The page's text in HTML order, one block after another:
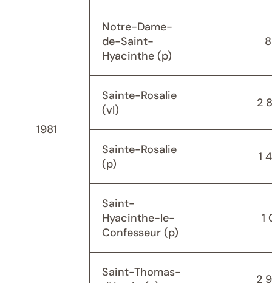
1981
Notre-Dame-
de-Saint-
Hyacinthe (p)
Sainte-Rosalie
(vl)
2
Sainte-Rosalie
(p)
1
Saint-
Hyacinthe-le-
Confesseur (p)
1
Saint-Thomas-
2